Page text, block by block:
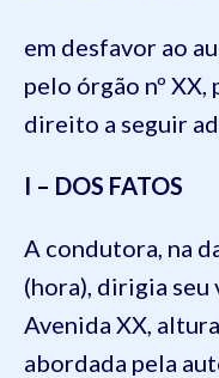
em desfavor ao
pelo órgão nº
direito a seguir
I – DOS FATOS
A condutora, na
(hora), dirigia seu
Avenida XX,
abordada pela